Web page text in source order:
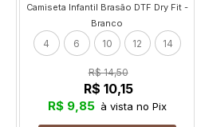
Camiseta Infantil Brasão DTF Dry Fit -
Branco
4 6 10 12 14
R$ 14,50
R$ 10,15
R$ 9,85 à vista no Pix